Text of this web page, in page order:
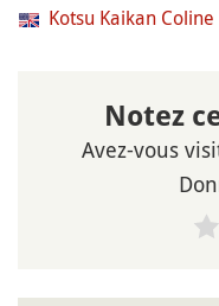
Kotsu Kaikan Coline
Notez
Avez-vous